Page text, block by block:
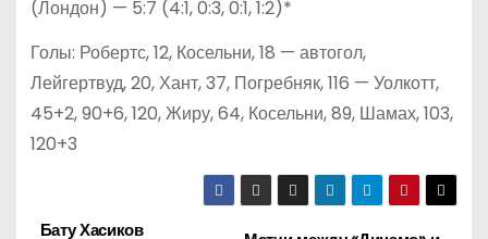
(Лондон) — 5:7 (4:1, 0:3, 0:1, 1:2)*
Голы: Робертс, 12, Косельни, 18 — автогол,
Лейгертвуд, 20, Хант, 37, Погребняк, 116 — Уолкотт,
45+2, 90+6, 120, Жиру, 64, Косельни, 89, Шамах, 103,
120+3
Бату Хасиков